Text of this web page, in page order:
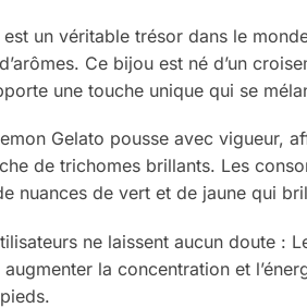
est un véritable trésor dans le
Ce bijou est né d’un
une touche unique qui se
Gelato pousse avec vigueur,
de trichomes brillants. Les
nuances de vert et de jaune qui
ne laissent aucun doute :
la concentration et